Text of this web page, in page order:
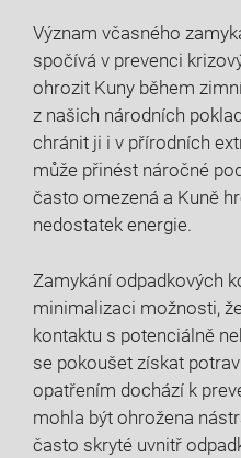
Význam včasného
spočívá v prevenci
ohrozit Kuny během
z našich národních
chránit ji i v přírodních
může přinést náročné
často omezená a Kuně
nedostatek energie.
Zamykání odpadkových
minimalizaci možnosti,
kontaktu s potenciálně
se pokoušet získat
opatřením dochází k
mohla být ohrožena
často skryté uvnitř